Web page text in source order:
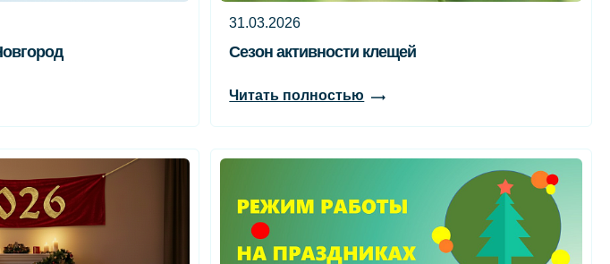
31.03.2026
Сезон активности клещей
Читать полностью